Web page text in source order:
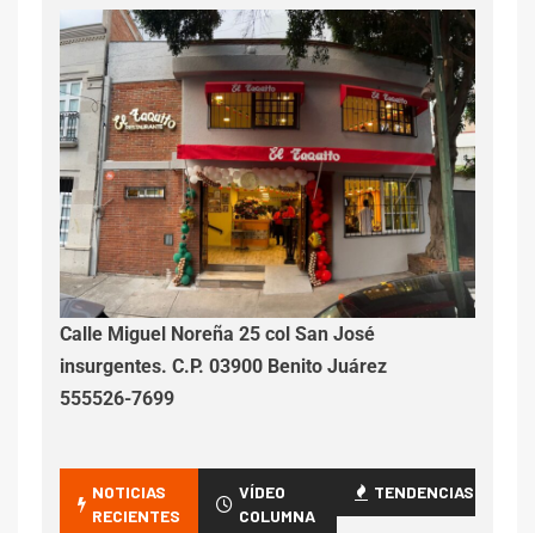
Calle Miguel Noreña 25 col San José
insurgentes. C.P. 03900 Benito Juárez
555526-7699
NOTICIAS
RECIENTES
VÍDEO
COLUMNA
TENDENCIAS